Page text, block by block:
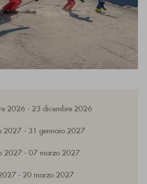
2026 - 23 dicembre 2026
2027 - 31 gennaio 2027
2027 - 07 marzo 2027
- 20 marzo 2027